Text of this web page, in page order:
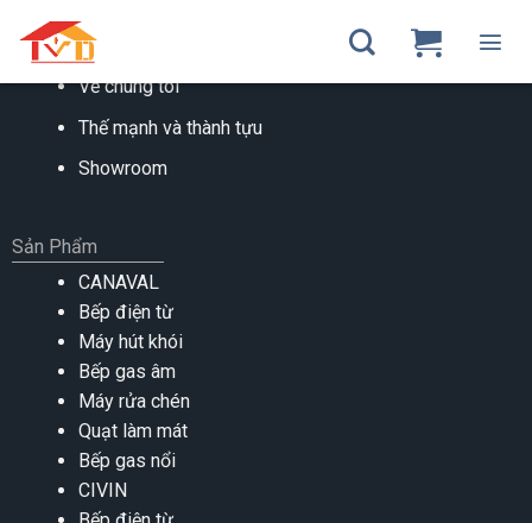
VỀ CHÚNG TÔI
Về chúng tôi
Thế mạnh và thành tựu
Showroom
Sản Phẩm
CANAVAL
Bếp điện từ
Máy hút khói
Bếp gas âm
Máy rửa chén
Quạt làm mát
Bếp gas nổi
CIVIN